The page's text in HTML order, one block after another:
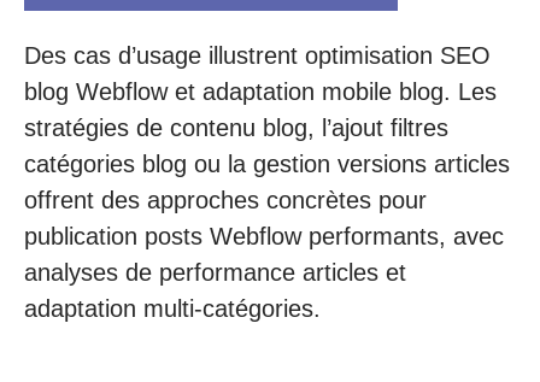
Des cas d’usage illustrent optimisation SEO
blog Webflow et adaptation mobile blog. Les
stratégies de contenu blog, l’ajout filtres
catégories blog ou la gestion versions articles
offrent des approches concrètes pour
publication posts Webflow performants, avec
analyses de performance articles et
adaptation multi-catégories.